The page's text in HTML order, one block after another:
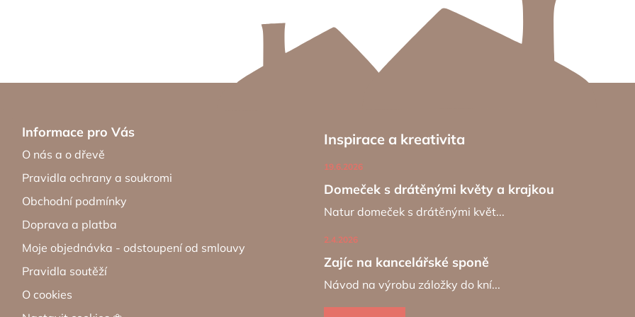
Informace pro Vás
O nás a o dřevě
Pravidla ochrany a soukromi
Obchodní podmínky
Doprava a platba
Moje objednávka - odstoupení od smlouvy
Pravidla soutěží
O cookies
Inspirace a kreativita
Domeček s drátěnými květy a krajkou
19.6.2026
Natur domeček s drátěnými květ...
Zajíc na kancelářské sponě
2.4.2026
Návod na výrobu záložky do kní...